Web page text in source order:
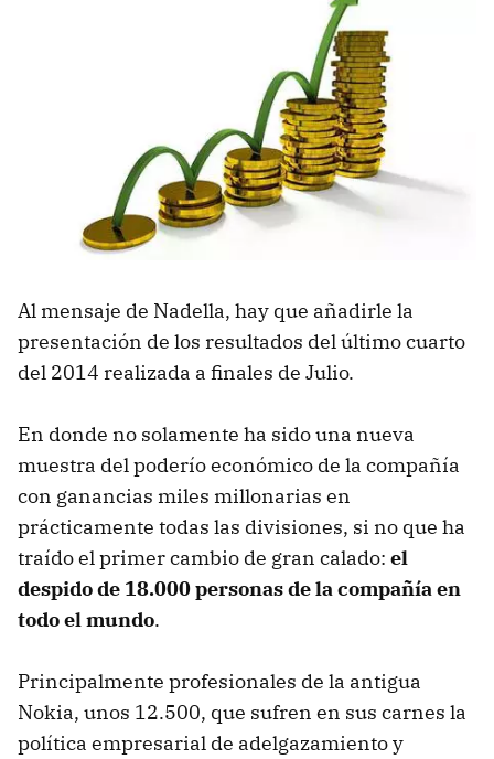
Al mensaje de Nadella, hay que añadirle la
presentación de los resultados del último cuarto
del 2014 realizada a finales de Julio.
En donde no solamente ha sido una nueva
muestra del poderío económico de la compañía
con ganancias miles millonarias en
prácticamente todas las divisiones, si no que ha
traído el primer cambio de gran calado: el
despido de 18.000 personas de la compañía en
todo el mundo.
Principalmente profesionales de la antigua
Nokia, unos 12.500, que sufren en sus carnes la
política empresarial de adelgazamiento y